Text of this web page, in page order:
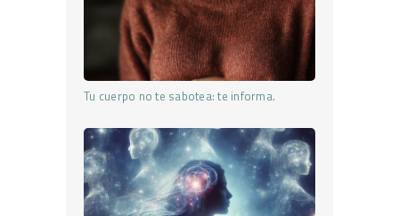
Tu cuerpo no te sabotea: te informa.